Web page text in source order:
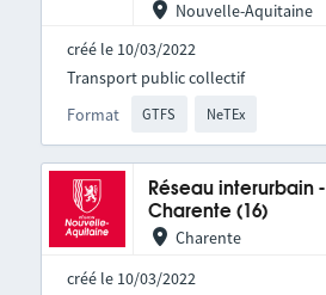
Nouvelle-Aquitaine
créé le 10/03/2022
Format GTFS NeTEx
Transport public collectif
Réseau interurbain -
Charente (16)
Charente
créé le 10/03/2022